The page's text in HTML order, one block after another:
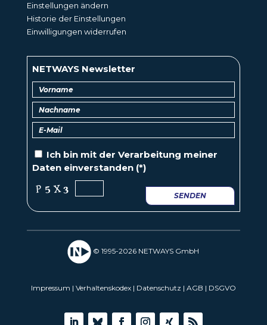
Einstellungen ändern
Historie der Einstellungen
Einwilligungen widerrufen
NETWAYS Newsletter
Ich bin mit der Verarbeitung meiner
Daten einverstanden (*)
SENDEN
© 1995-2026 NETWAYS GmbH
Impressum | Verhaltenskodex| Datenschutz | AGB | DSGVO